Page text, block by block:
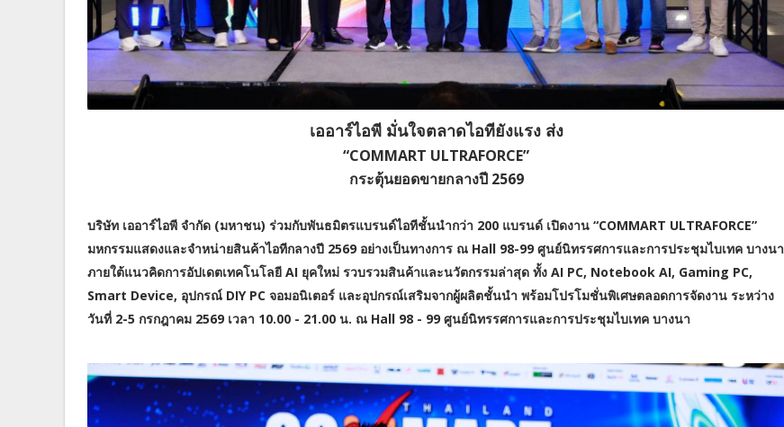
เออาร์ไอพี มั่นใจตลาดไอทียังแรง ส่ง
“COMMART ULTRAFORCE”
กระตุ้นยอดขายกลางปี 2569
บริษัท เออาร์ไอพี จำกัด (มหาชน) ร่วมกับพันธมิตรแบรนด์ไอทีชั้นนำกว่า 200 แบรนด์ เปิดงาน “COMMART ULTRAFORCE”
มหกรรมแสดงและจำหน่ายสินค้าไอทีกลางปี 2569 อย่างเป็นทางการ ณ Hall 98-99 ศูนย์นิทรรศการและการประชุมไบเทค บางนา
ภายใต้แนวคิดการอัปเดตเทคโนโลยี AI ยุคใหม่ รวบรวมสินค้าและนวัตกรรมล่าสุด ทั้ง AI PC, Notebook AI, Gaming PC,
Smart Device, อุปกรณ์ DIY PC จอมอนิเตอร์ และอุปกรณ์เสริมจากผู้ผลิตชั้นนำ พร้อมโปรโมชั่นพิเศษตลอดการจัดงาน ระหว่าง
วันที่ 2-5 กรกฎาคม 2569 เวลา 10.00 - 21.00 น. ณ Hall 98 - 99 ศูนย์นิทรรศการและการประชุมไบเทค บางนา